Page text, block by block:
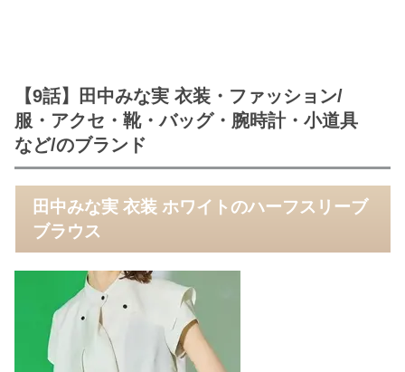
【9話】田中みな実 衣装・ファッション/
服・アクセ・靴・バッグ・腕時計・小道具
など/のブランド
田中みな実 衣装 ホワイトのハーフスリーブ
ブラウス